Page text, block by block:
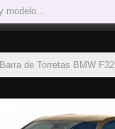
Barra de Torretas BMW F32